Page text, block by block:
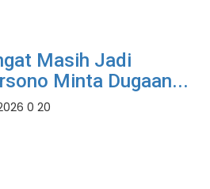
Masih Jadi
Minta Dugaan...
0 20